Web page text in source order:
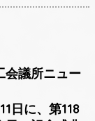
会議所ニュー
日に、第118